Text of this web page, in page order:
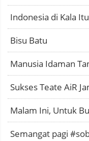
Indonesia di Kala
Bisu Batu
Manusia Idaman
Sukses Teate AiR
Malam Ini, Untuk
Semangat pagi